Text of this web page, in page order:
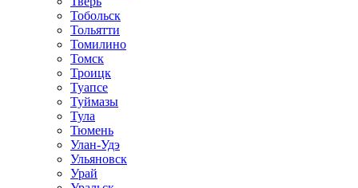
Тобольск
Тольятти
Томилино
Томск
Троицк
Туапсе
Туймазы
Тула
Тюмень
Улан-Удэ
Ульяновск
Урай